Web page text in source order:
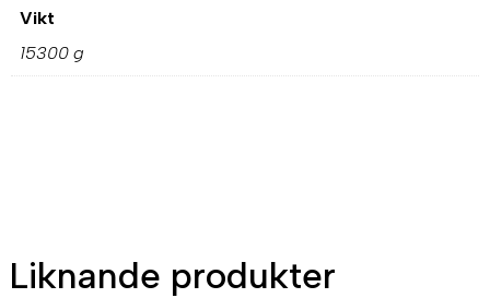
Vikt
15300 g
Liknande produkter